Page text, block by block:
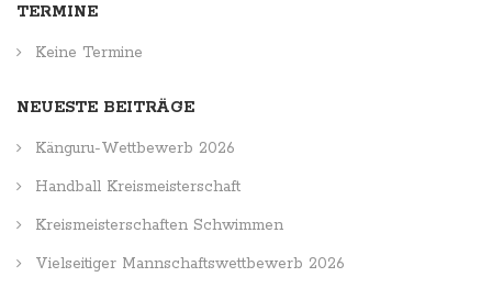
TERMINE
Keine Termine
NEUESTE BEITRÄGE
Känguru-Wettbewerb 2026
Handball Kreismeisterschaft
Kreismeisterschaften Schwimmen
Vielseitiger Mannschaftswettbewerb 2026